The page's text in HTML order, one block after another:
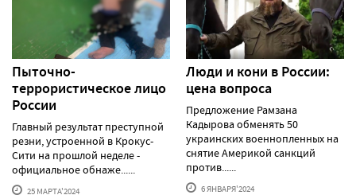
Пыточно-
террористическое лицо
России
Главный результат преступной
резни, устроенной в Крокус-
Сити на прошлой неделе -
официальное обнаже......
25 МАРТА'2024
Люди и кони в России:
цена вопроса
Предложение Рамзана
Кадырова обменять 50
украинских военнопленных на
снятие Америкой санкций
против......
6 ЯНВАРЯ'2024